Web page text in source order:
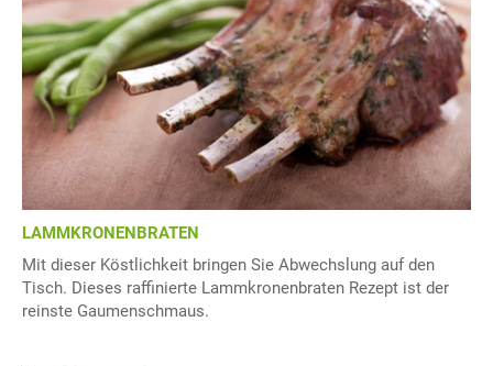
LAMMKRONENBRATEN
Mit dieser Köstlichkeit bringen Sie Abwechslung auf den
Tisch. Dieses raffinierte Lammkronenbraten Rezept ist der
reinste Gaumenschmaus.